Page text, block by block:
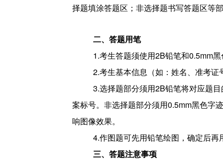
择题填涂答题区；非选择题书写答题区等
二、答题用笔
1.考生答题须使用2B铅笔和0.5mm
2.考生基本信息（如：姓名、准考
3.选择题部分须用2B铅笔将对应题
案标号。非选择题部分须用0.5mm黑色字
响图像效果。
4.作图题可先用铅笔绘图，确定后
三、答题注意事项